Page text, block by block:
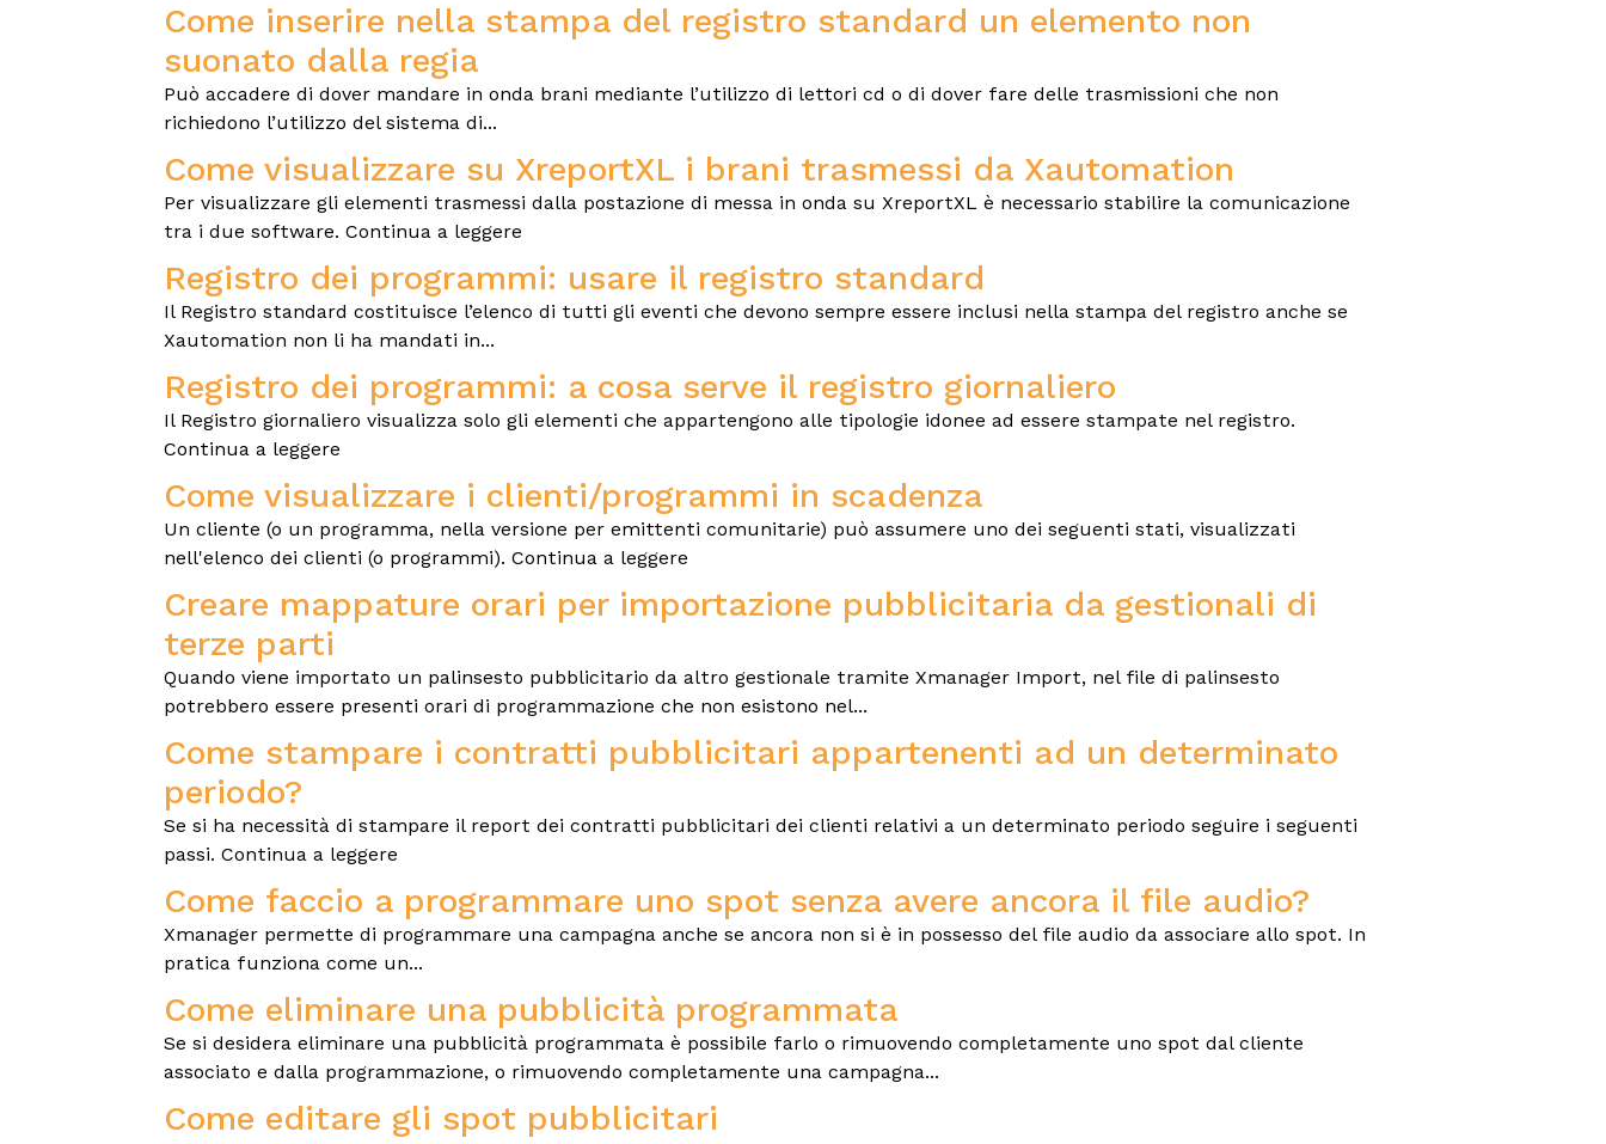
Come inserire nella stampa del registro standard un elemento non
suonato dalla regia
Può accadere di dover mandare in onda brani mediante l’utilizzo di lettori cd o di dover fare delle trasmissioni che non
richiedono l’utilizzo del sistema di...
Come visualizzare su XreportXL i brani trasmessi da Xautomation
Per visualizzare gli elementi trasmessi dalla postazione di messa in onda su XreportXL è necessario stabilire la comunicazione
tra i due software. Continua a leggere
Registro dei programmi: usare il registro standard
Il Registro standard costituisce l’elenco di tutti gli eventi che devono sempre essere inclusi nella stampa del registro anche se
Xautomation non li ha mandati in...
Registro dei programmi: a cosa serve il registro giornaliero
Il Registro giornaliero visualizza solo gli elementi che appartengono alle tipologie idonee ad essere stampate nel registro.
Continua a leggere
Come visualizzare i clienti/programmi in scadenza
Un cliente (o un programma, nella versione per emittenti comunitarie) può assumere uno dei seguenti stati, visualizzati
nell'elenco dei clienti (o programmi). Continua a leggere
Creare mappature orari per importazione pubblicitaria da gestionali di
terze parti
Quando viene importato un palinsesto pubblicitario da altro gestionale tramite Xmanager Import, nel file di palinsesto
potrebbero essere presenti orari di programmazione che non esistono nel...
Come stampare i contratti pubblicitari appartenenti ad un determinato
periodo?
Se si ha necessità di stampare il report dei contratti pubblicitari dei clienti relativi a un determinato periodo seguire i seguenti
passi. Continua a leggere
Come faccio a programmare uno spot senza avere ancora il file audio?
Xmanager permette di programmare una campagna anche se ancora non si è in possesso del file audio da associare allo spot. In
pratica funziona come un...
Come eliminare una pubblicità programmata
Se si desidera eliminare una pubblicità programmata è possibile farlo o rimuovendo completamente uno spot dal cliente
associato e dalla programmazione, o rimuovendo completamente una campagna...
Come editare gli spot pubblicitari